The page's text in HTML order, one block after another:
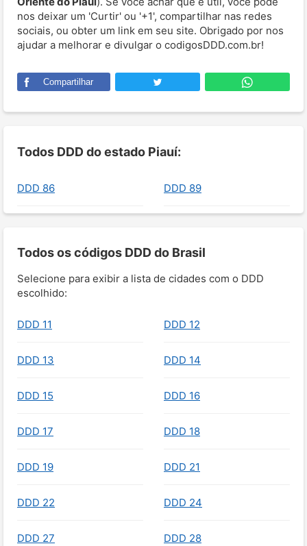
nos deixar um 'Curtir' ou '+1', compartilhar nas redes
sociais, ou obter um link em seu site. Obrigado por nos
ajudar a melhorar e divulgar o codigosDDD.com.br!
Compartilhar
Todos DDD do estado Piauí:
DDD 86 DDD 89
Todos os códigos DDD do Brasil
Selecione para exibir a lista de cidades com o DDD
escolhido:
DDD 11 DDD 12
DDD 13 DDD 14
DDD 15 DDD 16
DDD 17 DDD 18
DDD 19 DDD 21
DDD 22 DDD 24
DDD 27 DDD 28